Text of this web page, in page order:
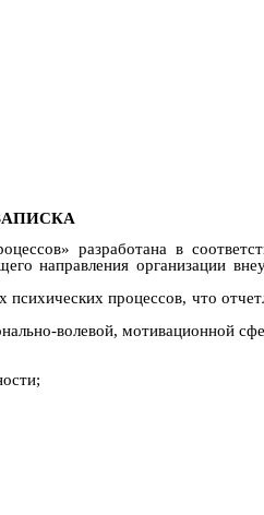
разработана в
направления организации
процессов, что
волевой, мотивационной